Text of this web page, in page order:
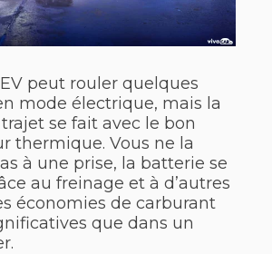
peut rouler quelques
mode électrique, mais la
se fait avec le bon
thermique. Vous ne la
à une prise, la batterie se
au freinage et à d’autres
économies de carburant
que dans un